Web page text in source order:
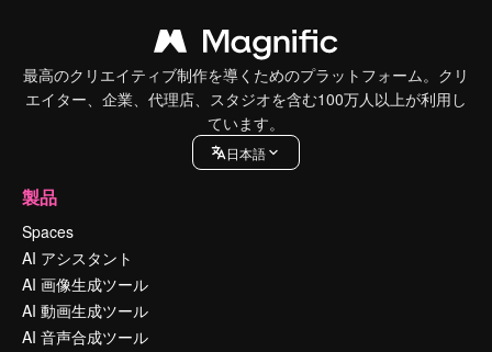
最高のクリエイティブ制作を導くためのプラットフォーム。クリ
エイター、企業、代理店、スタジオを含む100万人以上が利用し
ています。
日本語
製品
Spaces
AI アシスタント
AI 画像生成ツール
AI 動画生成ツール
AI 音声合成ツール